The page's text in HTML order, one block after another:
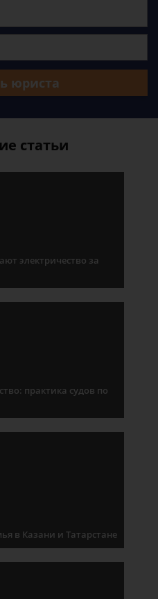
юриста
статьи
электричество за
практика судов по
в Казани и Татарстане